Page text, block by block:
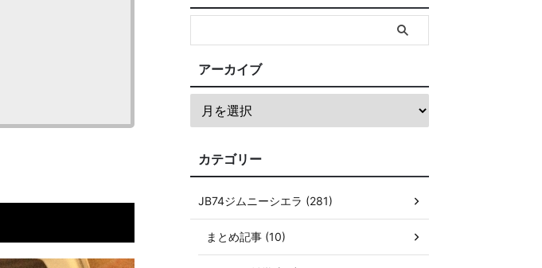
アーカイブ
カテゴリー
JB74ジムニーシエラ (281)
まとめ記事 (10)